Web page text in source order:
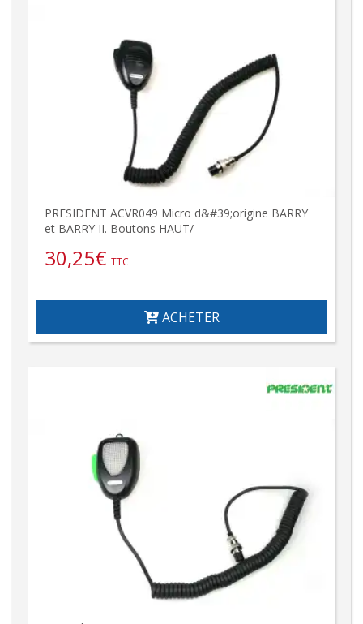
PRESIDENT ACVR049 Micro d&#39;origine BARRY
et BARRY II. Boutons HAUT/
30,25€ TTC
ACHETER